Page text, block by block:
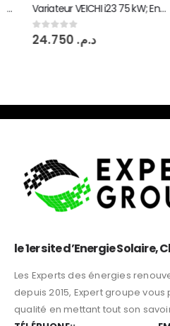
Variateur VEICHI i23 75 kW; Entrée DC MPPT sortie 3PH380V
sur 5 د.م.24.750
le 1er site d’Energie
Les Experts des énergies
depuis 2015, Expert groupe
qualité en mettant tout son